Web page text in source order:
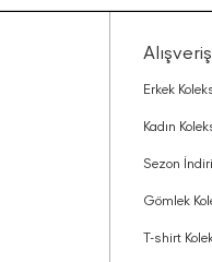
Erkek
Kadın
Sezon
Gömlek
T-shirt